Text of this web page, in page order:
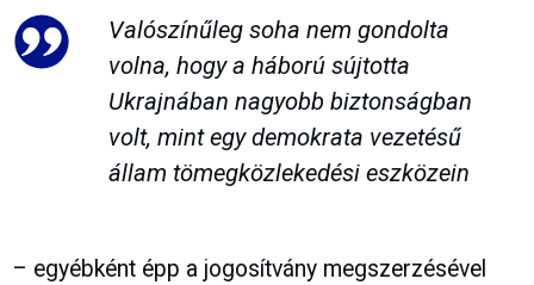
Valószínűleg soha nem gondolta
volna, hogy a háború sújtotta
Ukrajnában nagyobb biztonságban
volt, mint egy demokrata vezetésű
állam tömegközlekedési eszközein
– egyébként épp a jogosítvány megszerzésével